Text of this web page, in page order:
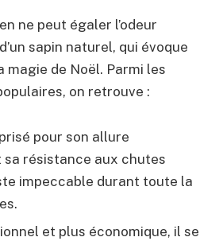
ne peut égaler l’odeur
sapin naturel, qui évoque
de Noël. Parmi les
on retrouve :
pour son allure
sa résistance aux chutes
impeccable durant toute la
et plus économique, il se